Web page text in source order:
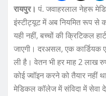
रायपुर। पं. जवाहरलाल नेहरू
इंस्टीट्यूट में अब नियमित रूप से
यही नहीं, बच्चों की क्रिटिकल
जाएगी। दरअसल, एक कार्डियक
ली है। वेतन भी हर माह 2 लाख
कोई ज्वॉइन करने को तैयार नहीं
मेडिकल कॉलेज में संविदा में सेवा